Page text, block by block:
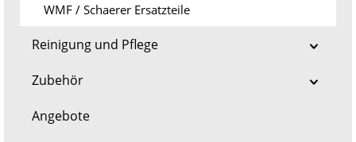
WMF / Schaerer Ersatzteile
Reinigung und Pflege
Zubehör
Angebote